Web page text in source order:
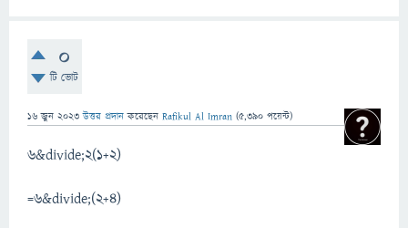
0
টি ভোট
16 জুন 2023 উত্তর প্রদান করেছেন Rafikul Al Imran (5,390 পয়েন্ট)
6&divide;2(1+2)
=6&divide;(2+4)